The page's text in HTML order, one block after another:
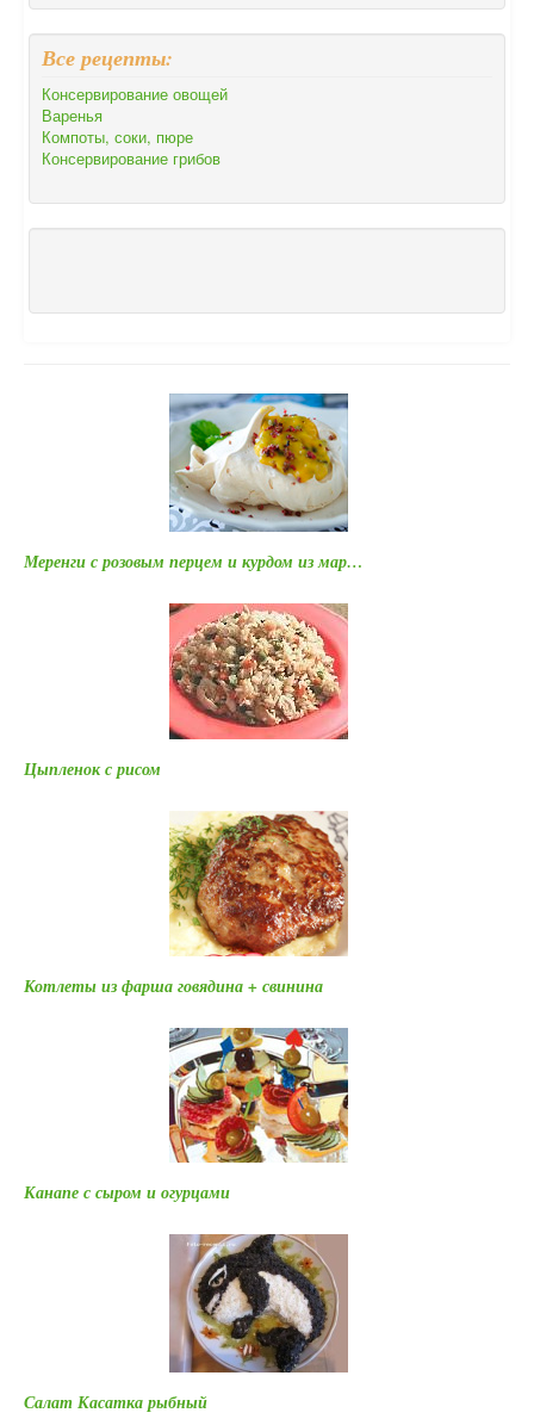
Все рецепты:
Консервирование овощей
Варенья
Компоты, соки, пюре
Консервирование грибов
Меренги с розовым перцем и курдом из мар…
Цыпленок с рисом
Котлеты из фарша говядина + свинина
Канапе с сыром и огурцами
Салат Касатка рыбный